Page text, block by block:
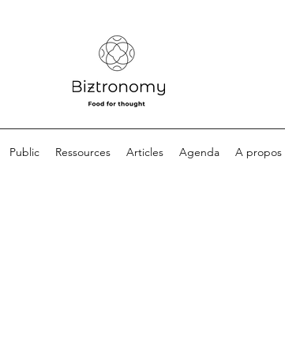
Public Ressources Articles Agenda A propos